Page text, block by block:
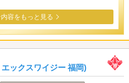
容をもっと見る
ックスワイジー 福岡)